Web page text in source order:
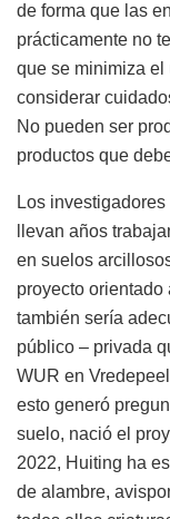
de forma que las
prácticamente no
que se minimiza el
considerar
No pueden ser
productos que
Los
llevan años
en suelos
proyecto
también sería
público – privada
WUR en
esto generó
suelo, nació el
2022, Huiting ha
de alambre,